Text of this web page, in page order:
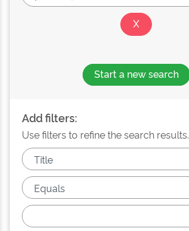
Start a new search
Add filters:
Use filters to refine the search results.